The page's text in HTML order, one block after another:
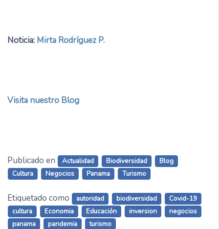
Noticia: Mirta Rodríguez P.
Visita nuestro Blog
Publicado en Actualidad Biodiversidad
Blog
Cultura
Negocios Panama Turismo
Etiquetado como autoridad biodiversidad
Covid-19
cultura
Economia Educación inversion
negocios
panama
pandemia turismo